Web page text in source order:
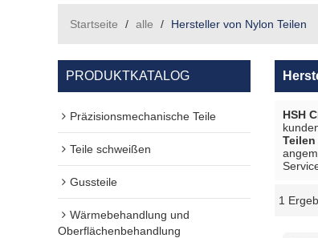
Startseite / alle / Hersteller von Nylon Teilen
PRODUKTKATALOG
Präzisionsmechanische Teile
Teile schweißen
Gussteile
Wärmebehandlung und
Oberflächenbehandlung
HSH
Teilen
1